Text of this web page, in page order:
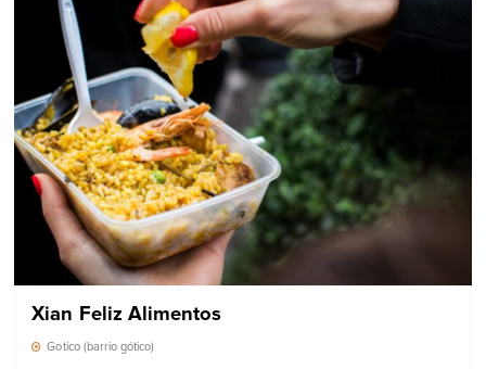
Xian Feliz Alimentos
Gotico (barrio gótico)